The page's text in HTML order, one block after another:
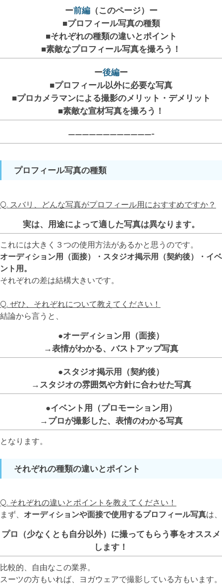
ー前編（このページ）ー
■プロフィール写真の種類
■それぞれの種類の違いとポイント
■素敵なプロフィール写真を撮ろう！
ー後編ー
■プロフィール以外に必要な写真
■プロカメラマンによる撮影のメリット・デメリット
■素敵な宣材写真を撮ろう！
————————————-
プロフィール写真の種類
Q. スバリ、どんな写真がプロフィール用におすすめですか？
実は、用途によって適した写真は異なります。
これには大きく３つの使用方法があるかと思うのです。
オーディション用（面接）・スタジオ掲示用（契約後）・イベ
ント用。
それぞれの差は結構大きいです。
Q. ぜひ、それぞれについて教えてください！
結論から言うと、
●オーディション用（面接）
→表情がわかる、バストアップ写真
●スタジオ掲示用（契約後）
→スタジオの雰囲気や方針に合わせた写真
●イベント用（プロモーション用）
→プロが撮影した、表情のわかる写真
となります。
それぞれの種類の違いとポイント
Q. それぞれの違いとポイントを教えてください！
まず、 オーディションや面接で使用するプロフィール写真は、
プロ（少なくとも自分以外）に撮ってもらう事をオススメ
します！
比較的、自由なこの業界。
スーツの方もいれば、ヨガウェアで撮影している方もいます。